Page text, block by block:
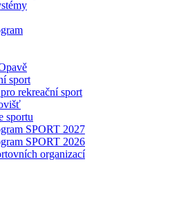
sport
rekreační sport
sportu
SPORT 2027
SPORT 2026
organizací